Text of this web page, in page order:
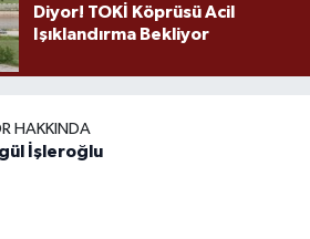
Diyor! TOKİ Köprüsü Acil
Işıklandırma Bekliyor
HAKKINDA
İşleroğlu